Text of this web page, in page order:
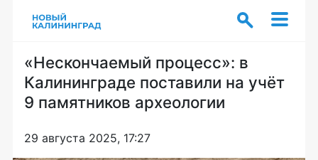
«Нескончаемый процесс»: в
Калининграде поставили на учёт
9 памятников археологии
29 августа 2025, 17:27